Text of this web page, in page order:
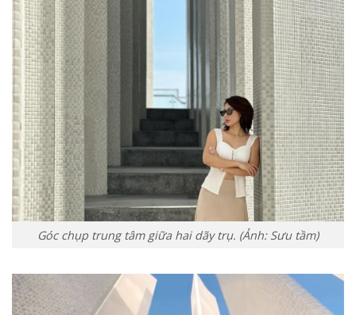
Góc chụp trung tâm giữa hai dãy trụ. (Ảnh: Sưu tầm)